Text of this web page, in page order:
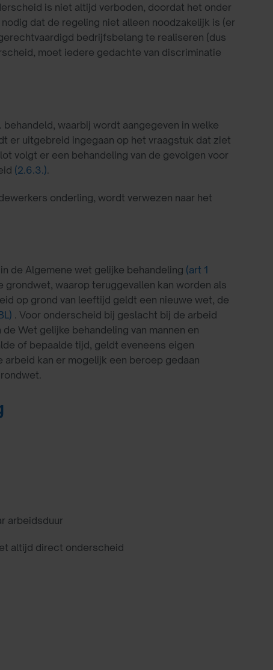
is niet altijd verboden, doordat het onder
dat de regeling niet alleen noodzakelijk is (er
bedrijfsbelang te realiseren (dus
moet iedere gedachte van discriminatie
waarbij wordt aangegeven in welke
er uitgebreid ingegaan op het vraagstuk dat ziet
volgt er een behandeling van de gevolgen voor
(2.6.3.).
onderling, wordt verwezen naar het
de Algemene wet gelijke behandeling (art 1
grondwet, waarop teruggevallen kan worden als
op grond van leeftijd geldt een nieuwe wet, de
. Voor onderscheid bij geslacht bij de arbeid
de Wet gelijke behandeling van mannen en
of bepaalde tijd, geldt eveneens eigen
arbeid kan er mogelijk een beroep gedaan
arbeidsduur
altijd direct onderscheid